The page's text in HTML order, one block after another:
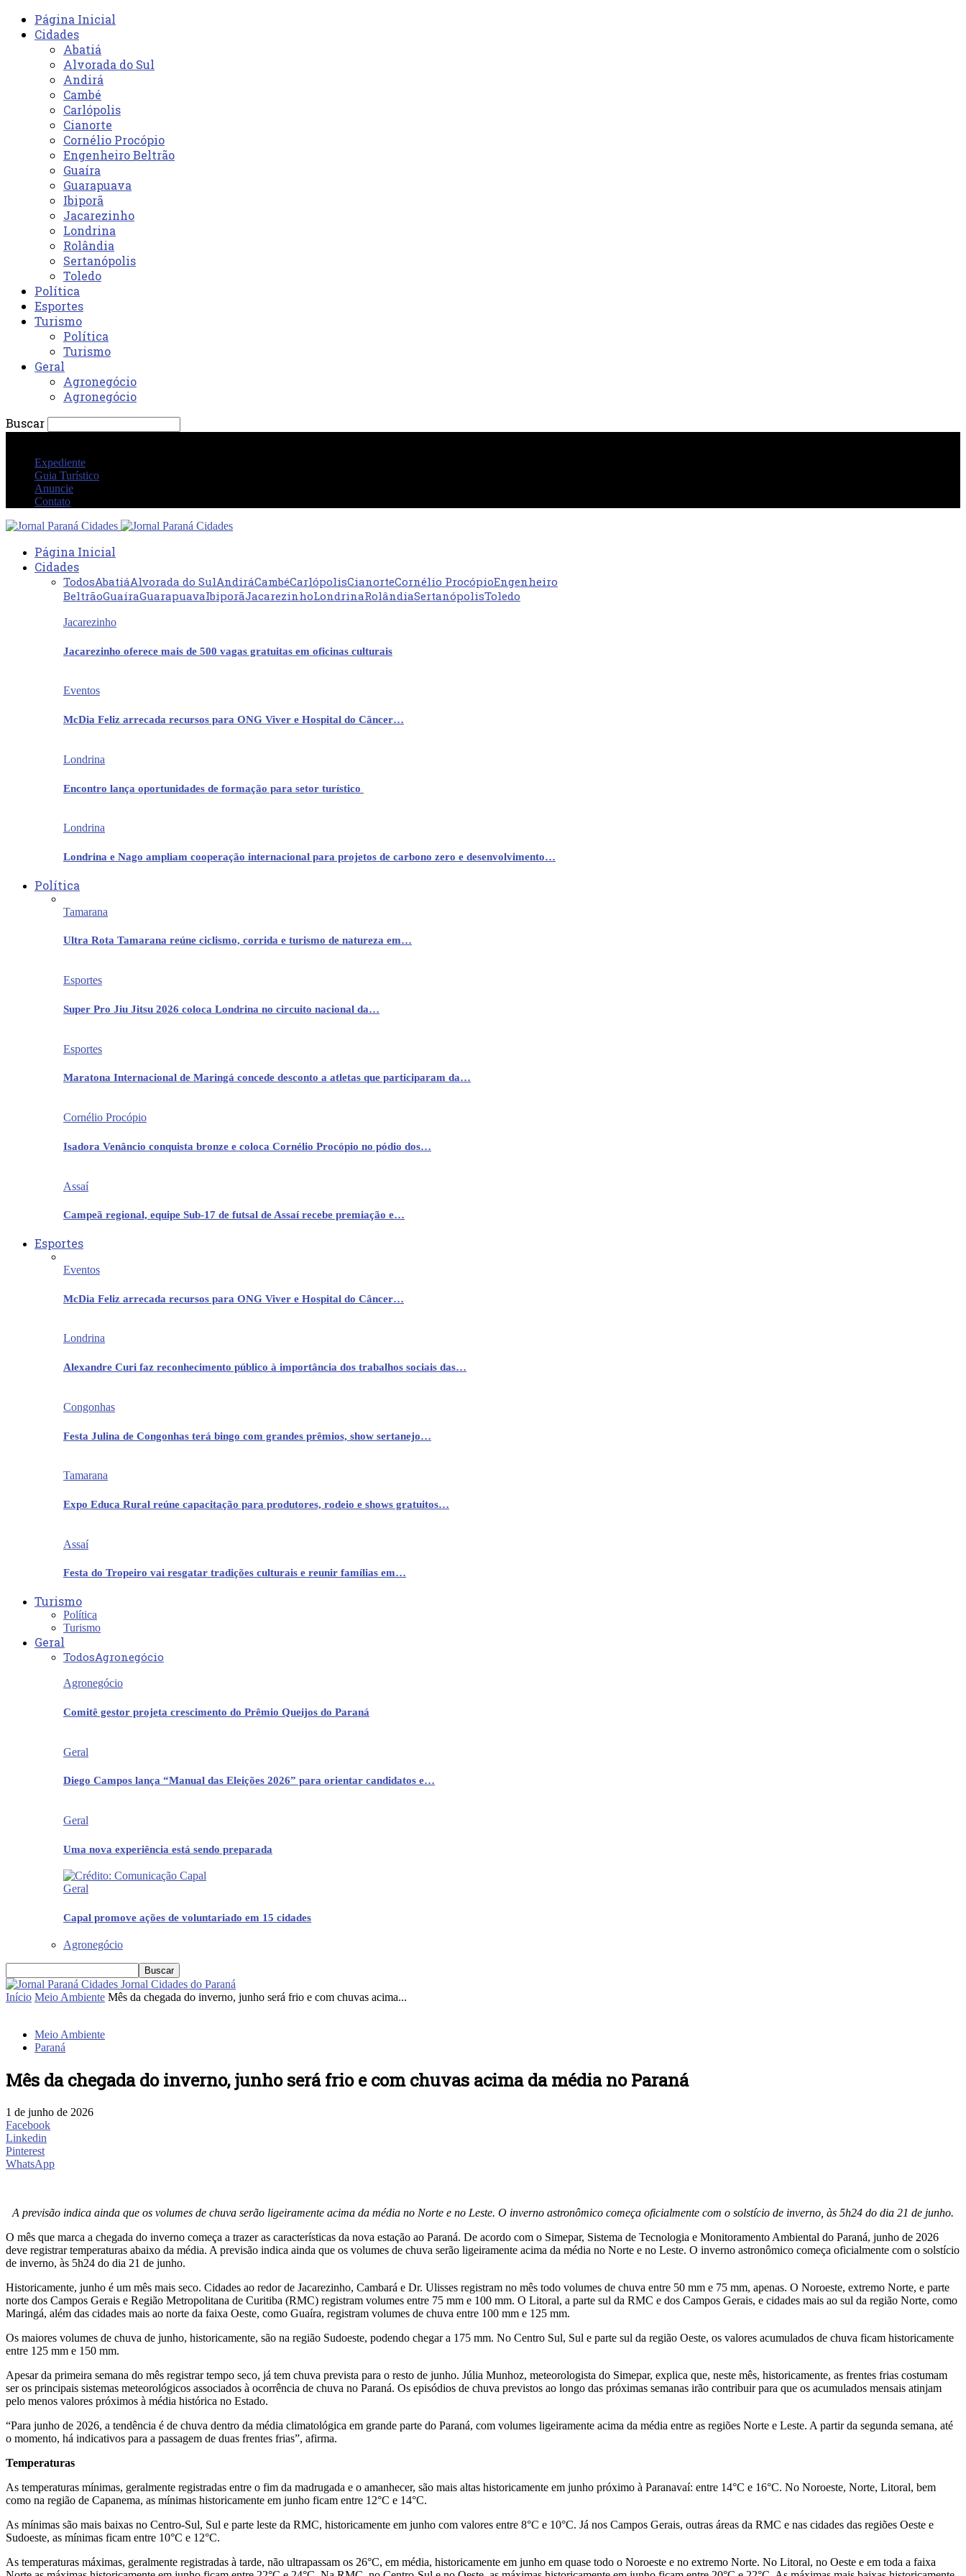
Página Inicial
Cidades
Abatiá
Alvorada do Sul
Andirá
Cambé
Carlópolis
Cianorte
Cornélio Procópio
Engenheiro Beltrão
Guaíra
Guarapuava
Ibiporã
Jacarezinho
Londrina
Rolândia
Sertanópolis
Toledo
Política
Esportes
Turismo
Política
Turismo
Geral
Agronegócio
Agronegócio
Buscar
Expediente
Guia Turístico
Anuncie
Contato
Página Inicial
Cidades
TodosAbatiáAlvorada do SulAndiráCambéCarlópolisCianorteCornélio ProcópioEngenheiro
BeltrãoGuaíraGuarapuavaIbiporãJacarezinhoLondrinaRolândiaSertanópolisToledo
Jacarezinho
Jacarezinho oferece mais de 500 vagas gratuitas em oficinas culturais
Eventos
McDia Feliz arrecada recursos para ONG Viver e Hospital do Câncer…
Londrina
Encontro lança oportunidades de formação para setor turístico
Londrina
Londrina e Nago ampliam cooperação internacional para projetos de carbono zero e desenvolvimento…
Política
Tamarana
Ultra Rota Tamarana reúne ciclismo, corrida e turismo de natureza em…
Esportes
Super Pro Jiu Jitsu 2026 coloca Londrina no circuito nacional da…
Esportes
Maratona Internacional de Maringá concede desconto a atletas que participaram da…
Cornélio Procópio
Isadora Venâncio conquista bronze e coloca Cornélio Procópio no pódio dos…
Assaí
Campeã regional, equipe Sub-17 de futsal de Assaí recebe premiação e…
Esportes
Eventos
McDia Feliz arrecada recursos para ONG Viver e Hospital do Câncer…
Londrina
Alexandre Curi faz reconhecimento público à importância dos trabalhos sociais das…
Congonhas
Festa Julina de Congonhas terá bingo com grandes prêmios, show sertanejo…
Tamarana
Expo Educa Rural reúne capacitação para produtores, rodeio e shows gratuitos…
Assaí
Festa do Tropeiro vai resgatar tradições culturais e reunir famílias em…
Turismo
Política
Turismo
Geral
TodosAgronegócio
Agronegócio
Comitê gestor projeta crescimento do Prêmio Queijos do Paraná
Geral
Diego Campos lança “Manual das Eleições 2026” para orientar candidatos e…
Geral
Uma nova experiência está sendo preparada
Geral
Capal promove ações de voluntariado em 15 cidades
Agronegócio
Jornal Cidades do Paraná
Início Meio Ambiente Mês da chegada do inverno, junho será frio e com chuvas acima...
Meio Ambiente
Paraná
Mês da chegada do inverno, junho será frio e com chuvas acima da média no Paraná
1 de junho de 2026
Facebook
Linkedin
Pinterest
WhatsApp
A previsão indica ainda que os volumes de chuva serão ligeiramente acima da média no Norte e no Leste. O inverno astronômico começa oficialmente com o solstício de inverno, às 5h24 do dia 21 de junho.
O mês que marca a chegada do inverno começa a trazer as características da nova estação ao Paraná. De acordo com o Simepar, Sistema de Tecnologia e Monitoramento Ambiental do Paraná, junho de 2026
deve registrar temperaturas abaixo da média. A previsão indica ainda que os volumes de chuva serão ligeiramente acima da média no Norte e no Leste. O inverno astronômico começa oficialmente com o solstício
de inverno, às 5h24 do dia 21 de junho.
Historicamente, junho é um mês mais seco. Cidades ao redor de Jacarezinho, Cambará e Dr. Ulisses registram no mês todo volumes de chuva entre 50 mm e 75 mm, apenas. O Noroeste, extremo Norte, e parte
norte dos Campos Gerais e Região Metropolitana de Curitiba (RMC) registram volumes entre 75 mm e 100 mm. O Litoral, a parte sul da RMC e dos Campos Gerais, e cidades mais ao sul da região Norte, como
Maringá, além das cidades mais ao norte da faixa Oeste, como Guaíra, registram volumes de chuva entre 100 mm e 125 mm.
Os maiores volumes de chuva de junho, historicamente, são na região Sudoeste, podendo chegar a 175 mm. No Centro Sul, Sul e parte sul da região Oeste, os valores acumulados de chuva ficam historicamente
entre 125 mm e 150 mm.
Apesar da primeira semana do mês registrar tempo seco, já tem chuva prevista para o resto de junho. Júlia Munhoz, meteorologista do Simepar, explica que, neste mês, historicamente, as frentes frias costumam
ser os principais sistemas meteorológicos associados à ocorrência de chuva no Paraná. Os episódios de chuva previstos ao longo das próximas semanas irão contribuir para que os acumulados mensais atinjam
pelo menos valores próximos à média histórica no Estado.
“Para junho de 2026, a tendência é de chuva dentro da média climatológica em grande parte do Paraná, com volumes ligeiramente acima da média entre as regiões Norte e Leste. A partir da segunda semana, até
o momento, há indicativos para a passagem de duas frentes frias”, afirma.
Temperaturas
As temperaturas mínimas, geralmente registradas entre o fim da madrugada e o amanhecer, são mais altas historicamente em junho próximo à Paranavaí: entre 14°C e 16°C. No Noroeste, Norte, Litoral, bem
como na região de Capanema, as mínimas historicamente em junho ficam entre 12°C e 14°C.
As mínimas são mais baixas no Centro-Sul, Sul e parte leste da RMC, historicamente em junho com valores entre 8°C e 10°C. Já nos Campos Gerais, outras áreas da RMC e nas cidades das regiões Oeste e
Sudoeste, as mínimas ficam entre 10°C e 12°C.
As temperaturas máximas, geralmente registradas à tarde, não ultrapassam os 26°C, em média, historicamente em junho em quase todo o Noroeste e no extremo Norte. No Litoral, no Oeste e em toda a faixa